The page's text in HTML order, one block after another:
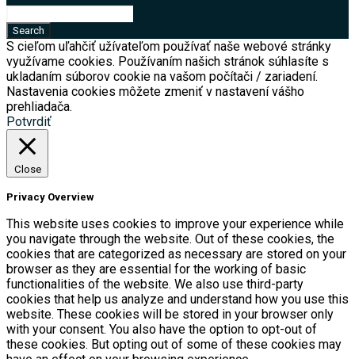
S cieľom uľahčiť užívateľom používať naše webové stránky
využívame cookies. Používaním našich stránok súhlasíte s
ukladaním súborov cookie na vašom počítači / zariadení.
Nastavenia cookies môžete zmeniť v nastavení vášho
prehliadača.
Potvrdiť
Close
Privacy Overview
This website uses cookies to improve your experience while
you navigate through the website. Out of these cookies, the
cookies that are categorized as necessary are stored on your
browser as they are essential for the working of basic
functionalities of the website. We also use third-party
cookies that help us analyze and understand how you use this
website. These cookies will be stored in your browser only
with your consent. You also have the option to opt-out of
these cookies. But opting out of some of these cookies may